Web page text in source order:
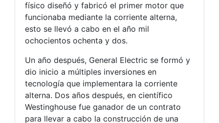
físico diseñó y fabricó el primer motor que
funcionaba mediante la corriente alterna,
esto se llevó a cabo en el año mil
ochocientos ochenta y dos.
Un año después, General Electric se formó y
dio inicio a múltiples inversiones en
tecnología que implementara la corriente
alterna. Dos años después, en científico
Westinghouse fue ganador de un contrato
para llevar a cabo la construcción de una